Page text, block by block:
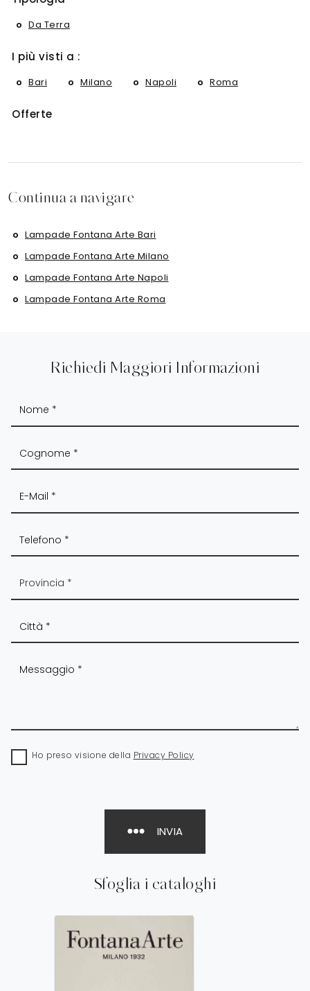
Da Terra
I più visti a :
Bari Milano Napoli Roma
Offerte
Continua a navigare
Lampade Fontana Arte Bari
Lampade Fontana Arte Milano
Lampade Fontana Arte Napoli
Lampade Fontana Arte Roma
Sfoglia i cataloghi
Richiedi Maggiori Informazioni
Ho preso visione della Privacy Policy
INVIA